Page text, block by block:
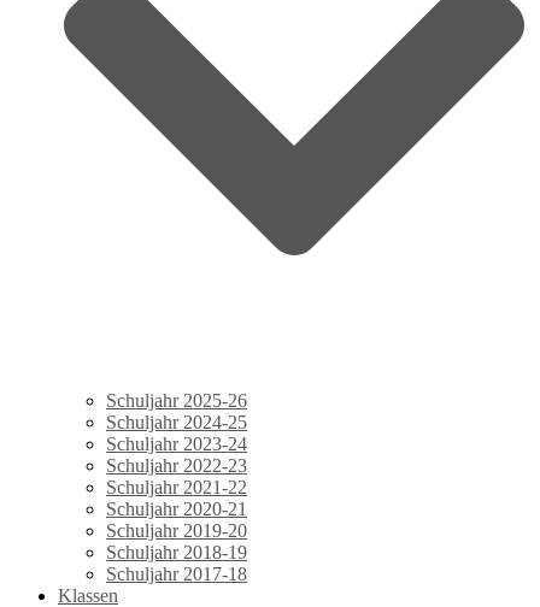
Schuljahr 2025-26
Schuljahr 2024-25
Schuljahr 2023-24
Schuljahr 2022-23
Schuljahr 2021-22
Schuljahr 2020-21
Schuljahr 2019-20
Schuljahr 2018-19
Schuljahr 2017-18
Klassen